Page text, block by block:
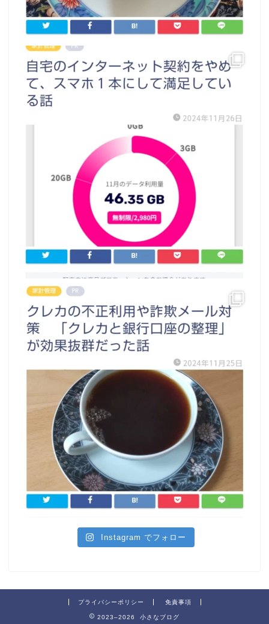
Instagram でフォロー
プライバシーポリシー 免責事項
2023–2026 小さなブログ